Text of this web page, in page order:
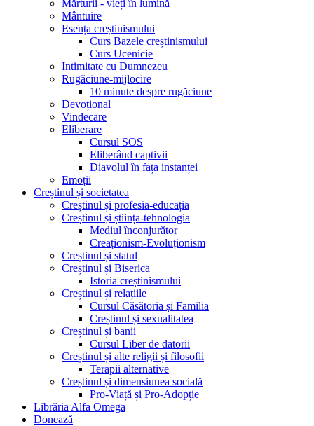
Mărturii - vieți în lumină
Mântuire
Esența creștinismului
Curs Bazele creștinismului
Curs Ucenicie
Intimitate cu Dumnezeu
Rugăciune-mijlocire
10 minute despre rugăciune
Devoțional
Vindecare
Eliberare
Cursul SOS
Eliberând captivii
Diavolul în fața instanței
Emoții
Creștinul și societatea
Creștinul și profesia-educația
Creștinul și știința-tehnologia
Mediul înconjurător
Creaționism-Evoluționism
Creștinul și statul
Creștinul și Biserica
Istoria creștinismului
Creștinul și relațiile
Cursul Căsătoria și Familia
Creștinul și sexualitatea
Creștinul și banii
Cursul Liber de datorii
Creștinul și alte religii și filosofii
Terapii alternative
Creștinul și dimensiunea socială
Pro-Viață și Pro-Adopție
Librăria Alfa Omega
Donează